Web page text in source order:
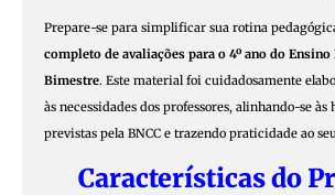
Prepare-se para simplificar sua rotina
completo de avaliações para o 4º ano do
Bimestre. Este material foi cuidadosamente
às necessidades dos professores, alinhando-se às
previstas pela BNCC e trazendo praticidade ao
Características do